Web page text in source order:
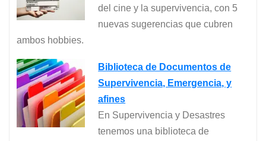
del cine y la supervivencia, con 5
nuevas sugerencias que cubren
ambos hobbies.
Biblioteca de Documentos de
Supervivencia, Emergencia, y
afines
En Supervivencia y Desastres
tenemos una biblioteca de